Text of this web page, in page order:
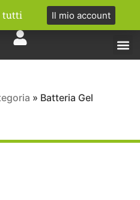
tutti Il mio account
» Batteria Gel